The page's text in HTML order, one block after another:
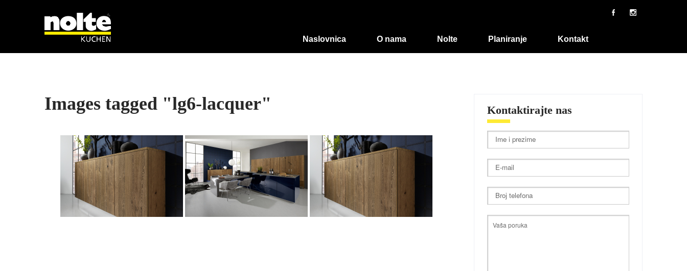
Naslovnica O nama Nolte Planiranje Kontakt
Images tagged "lg6-lacquer" Kontaktirajte nas